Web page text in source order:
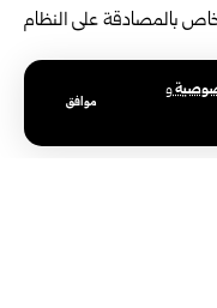
و
موافق